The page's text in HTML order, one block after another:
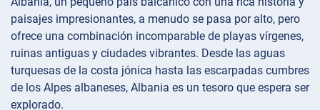
paisajes impresionantes, a menudo se pasa por alto, pero
ofrece una combinación incomparable de playas vírgenes,
ruinas antiguas y ciudades vibrantes. Desde las aguas
turquesas de la costa jónica hasta las escarpadas cumbres
de los Alpes albaneses, Albania es un tesoro que espera ser
explorado.